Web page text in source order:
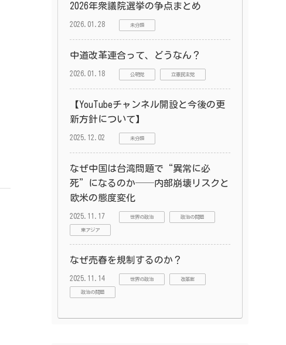
2026年衆議院選挙の争点まとめ
2026.01.28 未分類
中道改革連合って、どうなん？
2026.01.18 公明党 立憲民主党
【YouTubeチャンネル開設と今後の更
新方針について】
2025.12.02 未分類
なぜ中国は台湾問題で“異常に必
死”になるのか──内部崩壊リスクと
欧米の態度変化
2025.11.17 世界の政治 政治の問題
東アジア
なぜ売春を規制するのか？
2025.11.14 世界の政治 改革案
政治の問題